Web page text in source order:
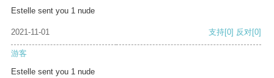
Estelle sent you 1 nude
2021-11-01 支持[0] 反对[0]
游客
Estelle sent you 1 nude